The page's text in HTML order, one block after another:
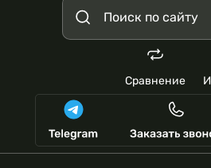
Сравнение